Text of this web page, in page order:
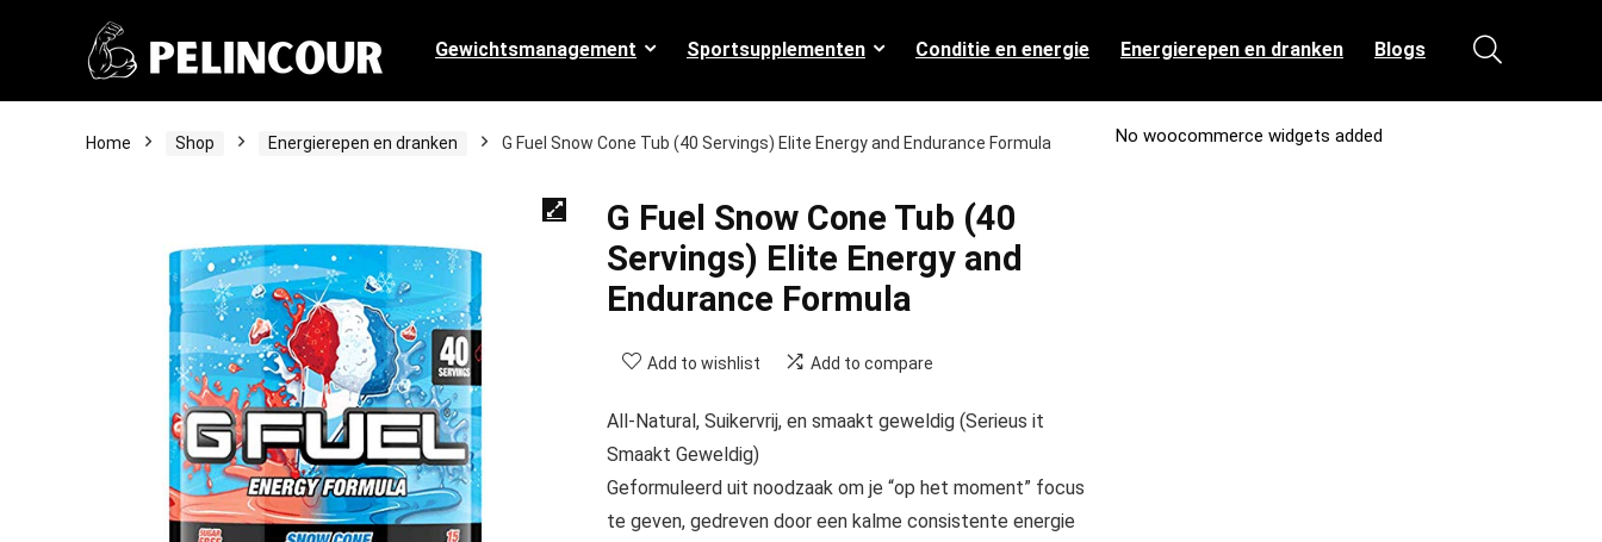
Gewichtsmanagement Sportsupplementen Conditie en energie Energierepen en dranken Blogs
Home Shop Energierepen en dranken G Fuel Snow Cone Tub (40 Servings) Elite Energy and Endurance Formula
G Fuel Snow Cone Tub (40
Servings) Elite Energy and
Endurance Formula
Add to wishlist Add to compare
All-Natural, Suikervrij, en smaakt geweldig (Serieus it
Smaakt Geweldig)
Geformuleerd uit noodzaak om je “op het moment” focus
te geven, gedreven door een kalme consistente energie
No woocommerce widgets added